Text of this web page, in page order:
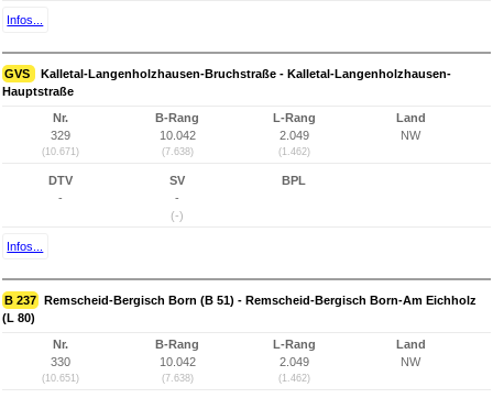
Infos...
GVS
Kalletal-Langenholzhausen-Bruchstraße - Kalletal-Langenholzhausen-
Hauptstraße
Nr.
329
(10.671)
B-Rang
10.042
(7.638)
L-Rang
2.049
(1.462)
Land
NW
DTV
-
SV
-
(-)
BPL
Infos...
B 237 Remscheid-Bergisch Born (B 51) - Remscheid-Bergisch Born-Am Eichholz
(L 80)
Nr.
330
(10.651)
B-Rang
10.042
(7.638)
L-Rang
2.049
(1.462)
Land
NW